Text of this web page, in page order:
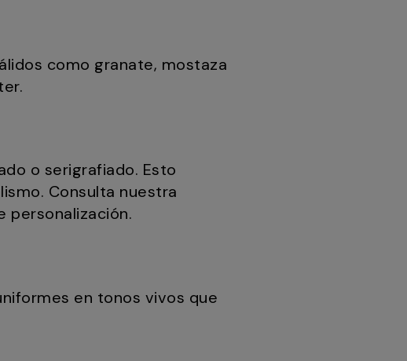
como granate, mostaza
o serigrafiado. Esto
Consulta nuestra
personalización.
en tonos vivos que